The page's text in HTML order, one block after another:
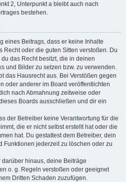
2, Unterpunkt a bleibt auch nach
bestehen.
eines Beitrags, dass er keine Inhalte
Recht oder die guten Sitten verstoßen. Du
das Recht besitzt, die in deinen
und Bilder zu setzen bzw. zu verwenden.
das Hausrecht aus. Bei Verstößen gegen
oder anderer im Board veröffentlichten
nach Abmahnung zeitweise oder
Boards ausschließen und dir ein
der Betreiber keine Verantwortung für die
die er nicht selbst erstellt hat oder die
hat. Du gestattest dem Betreiber, dein
Funktionen jederzeit zu löschen oder zu
darüber hinaus, deine Beiträge
o. g. Regeln verstoßen oder geeignet
Dritten Schaden zuzufügen.